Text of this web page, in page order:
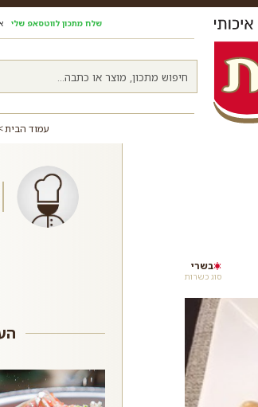
שלח מתכון לווטסאפ שלי
עמוד הבית
סוג כשרות
בשרי